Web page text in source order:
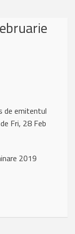
de emitentul
Fri, 28 Feb
2019